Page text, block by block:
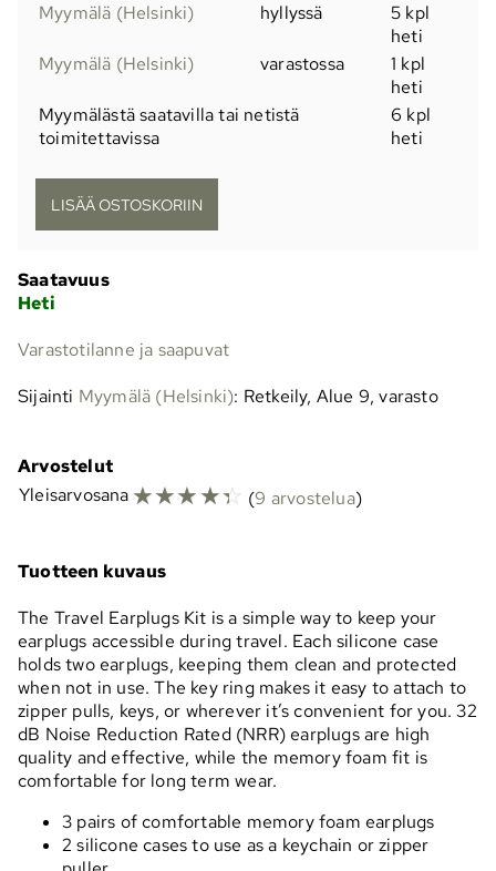
Myymälä (Helsinki) hyllyssä
5 kpl
heti
Myymälä (Helsinki)
varastossa
1 kpl
heti
Myymälästä saatavilla tai netistä
toimitettavissa
6 kpl
heti
Saatavuus
Heti
Varastotilanne ja saapuvat
Sijainti Myymälä (Helsinki): Retkeily, Alue 9, varasto
Arvostelut
Yleisarvosana ☆☆☆☆☆ (9 arvostelua)
Tuotteen kuvaus
The Travel Earplugs Kit is a simple way to keep your
earplugs accessible during travel. Each silicone case
holds two earplugs, keeping them clean and protected
when not in use. The key ring makes it easy to attach to
zipper pulls, keys, or wherever it’s convenient for you. 32
dB Noise Reduction Rated (NRR) earplugs are high
quality and effective, while the memory foam fit is
comfortable for long term wear.
3 pairs of comfortable memory foam earplugs
2 silicone cases to use as a keychain or zipper